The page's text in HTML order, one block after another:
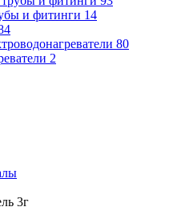
и фитинги 14
80
2
3г